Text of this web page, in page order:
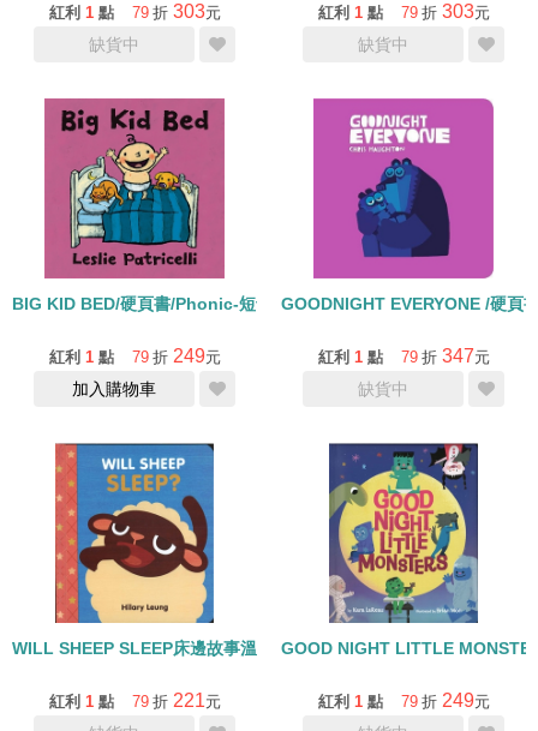
紅利 1 點 79 折 303元
缺貨中
紅利 1 點 79 折 303元
缺貨中
BIG KID BED/硬頁書/Phonic-短母音e
紅利 1 點 79 折 249元
加入購物車
GOODNIGHT EVERYONE /硬頁
紅利 1 點 79 折 347元
缺貨中
WILL SHEEP SLEEP床邊故事溫馨幽默幼兒啟蒙紙板書
紅利 1 點 79 折 221元
GOOD NIGHT LITTLE
紅利 1 點 79 折 249元